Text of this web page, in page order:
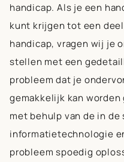
handicap. Als je een
kunt krijgen tot een
handicap, vragen wij je
stellen met een
probleem dat je
gemakkelijk kan
met behulp van de in de
informatietechnologie
probleem spoedig